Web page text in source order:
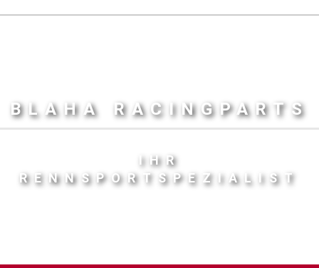
BLAHA RACINGPARTS
IHR
RENNSPORTSPEZIALIST